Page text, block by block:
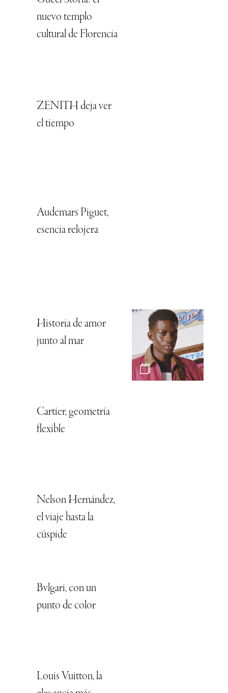
nuevo templo
cultural de Florencia
ZENITH deja ver
el tiempo
Audemars Piguet,
esencia relojera
Historia de amor
junto al mar
Cartier, geometría
flexible
Nelson Hernández,
el viaje hasta la
cúspide
Bvlgari, con un
punto de color
Louis Vuitton, la